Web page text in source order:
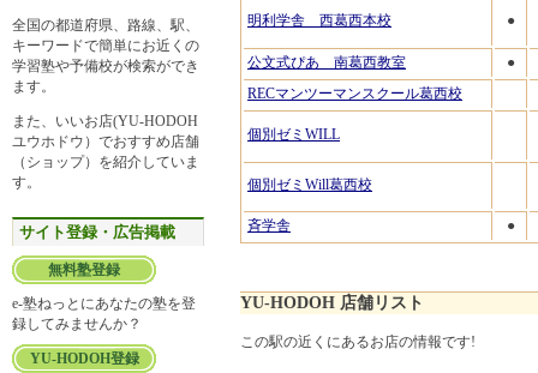
全国の都道府県、路線、駅、
キーワードで簡単にお近くの
学習塾や予備校が検索ができ
ます。
また、いいお店(YU-HODOH
ユウホドウ）でおすすめ店舗
（ショップ）を紹介していま
す。
サイト登録・広告掲載
無料塾登録
e-塾ねっとにあなたの塾を登
録してみませんか？
YU-HODOH登録
明利学舎 西葛西本校 ●
公文式ぴあ 南葛西教室
●
RECマンツーマンスクール葛西校
個別ゼミWILL
個別ゼミWill葛西校
斉学舎 ●
YU-HODOH 店舗リスト
この駅の近くにあるお店の情報です!